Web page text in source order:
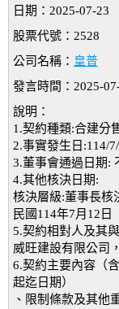
日期：2025-07-23
股票代號：2528
公司名稱： 皇普
發言時間：2025-
說明：
1.契約種類:合建分
2.事實發生日:114/
3.董事會通過日期:
4.其他核決日期:
核決層級:董事長核
民國114年7月12日
5.契約相對人及其
威旺建設有限公司
6.契約主要內容（
起迄日期）
、限制條款及其他